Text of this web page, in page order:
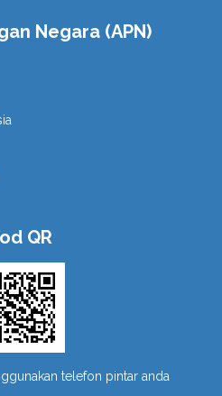
Negara (APN)
QR
telefon pintar anda